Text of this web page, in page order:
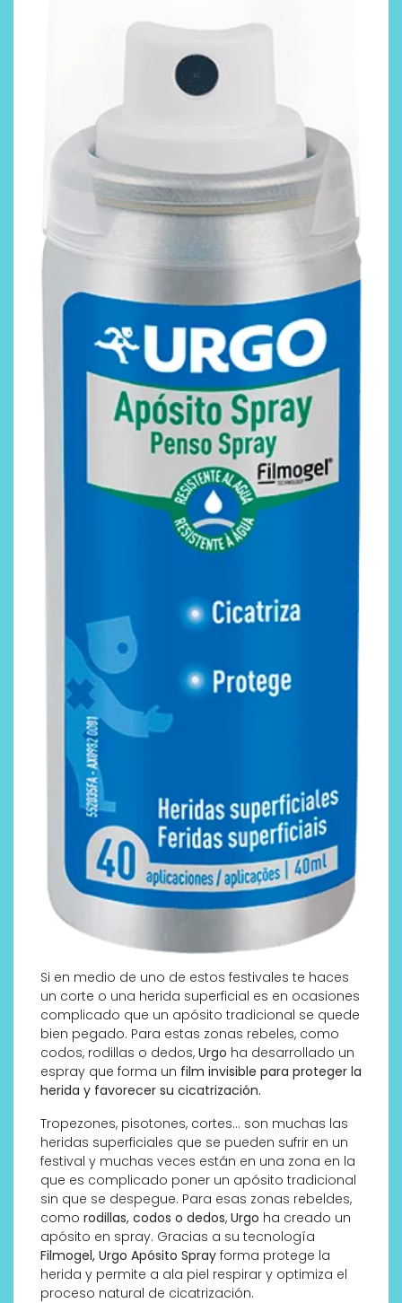
Si en medio de uno de estos festivales te haces
un corte o una herida superficial es en ocasiones
complicado que un apósito tradicional se quede
bien pegado. Para estas zonas rebeles, como
codos, rodillas o dedos, Urgo ha desarrollado un
espray que forma un film invisible para proteger la
herida y favorecer su cicatrización.
Tropezones, pisotones, cortes… son muchas las
heridas superficiales que se pueden sufrir en un
festival y muchas veces están en una zona en la
que es complicado poner un apósito tradicional
sin que se despegue. Para esas zonas rebeldes,
como rodillas, codos o dedos, Urgo ha creado un
apósito en spray. Gracias a su tecnología
Filmogel, Urgo Apósito Spray forma protege la
herida y permite a ala piel respirar y optimiza el
proceso natural de cicatrización.